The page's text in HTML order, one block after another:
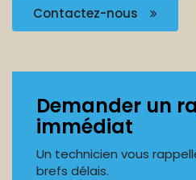
Contactez-nous
Demander un
immédiat
Un technicien vous
brefs délais.